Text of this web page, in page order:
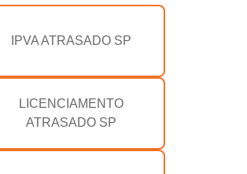
IPVA ATRASADO SP
LICENCIAMENTO
ATRASADO SP